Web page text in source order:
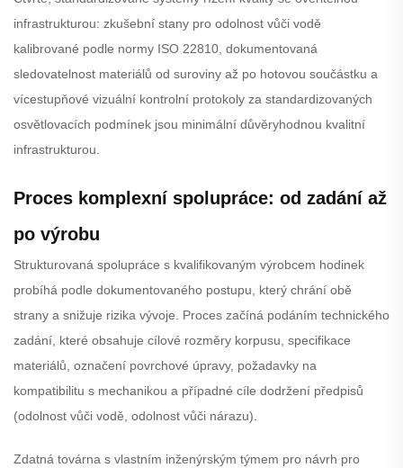
infrastrukturou: zkušební stany pro odolnost vůči vodě
kalibrované podle normy ISO 22810, dokumentovaná
sledovatelnost materiálů od suroviny až po hotovou součástku a
vícestupňové vizuální kontrolní protokoly za standardizovaných
osvětlovacích podmínek jsou minimální důvěryhodnou kvalitní
infrastrukturou.
Proces komplexní spolupráce: od zadání až
po výrobu
Strukturovaná spolupráce s kvalifikovaným výrobcem hodinek
probíhá podle dokumentovaného postupu, který chrání obě
strany a snižuje rizika vývoje. Proces začíná podáním technického
zadání, které obsahuje cílové rozměry korpusu, specifikace
materiálů, označení povrchové úpravy, požadavky na
kompatibilitu s mechanikou a případné cíle dodržení předpisů
(odolnost vůči vodě, odolnost vůči nárazu).
Zdatná továrna s vlastním inženýrským týmem pro návrh pro